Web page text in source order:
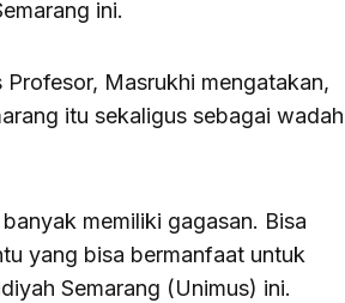
ini.
Masrukhi mengatakan,
itu sekaligus sebagai wadah
memiliki gagasan. Bisa
yang bisa bermanfaat untuk
Semarang (Unimus) ini.